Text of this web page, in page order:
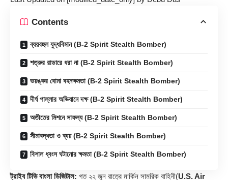
Contents
ব্যয়বহুল যুদ্ধবিমান (B-2 Spirit Stealth Bomber)
শত্রুর রাডারে ধরা না (B-2 Spirit Stealth Bomber)
ভয়ঙ্কর বোমা বহনক্ষমতা (B-2 Spirit Stealth Bomber)
দীর্ঘ পাল্লার অভিযানে দক্ষ (B-2 Spirit Stealth Bomber)
অতীতের মিশনে সাফল্য (B-2 Spirit Stealth Bomber)
সীমাবদ্ধতা ও ব্যয় (B-2 Spirit Stealth Bomber)
বিশাল ধ্বংস ঘটানোর ক্ষমতা (B-2 Spirit Stealth Bomber)
ট্রাইব টিভি বাংলা ডিজিটাল: গত ২২ জুন রাত্রে মার্কিন সামরিক বাহিনী(U.S. Air